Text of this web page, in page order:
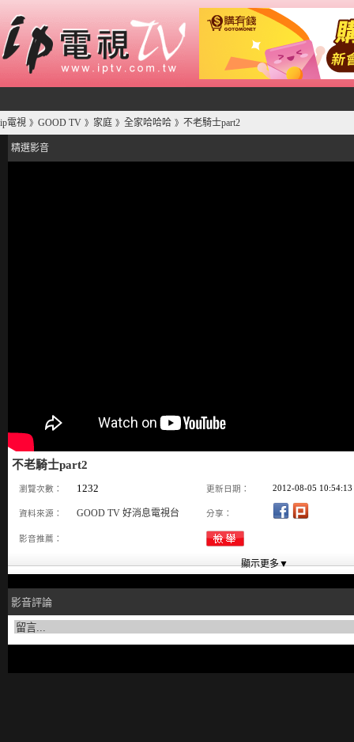
ip電視 》 GOOD TV 》 家庭 》 全家哈哈哈 》 不老騎士part2
精選影音
不老騎士part2
瀏覽次數： 1232 更新日期： 2012-08-05 10:54:13
資料來源： GOOD TV 好消息電視台 分享：
影音推薦：
影音評論